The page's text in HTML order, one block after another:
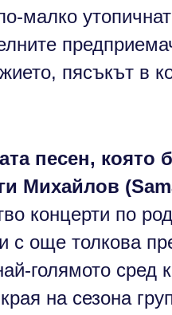
малко
пясъкът в
песен, която
Михайлов
концерти по
с още толкова
голямото сред
на сезона